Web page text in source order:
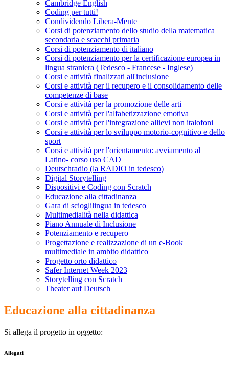
Cambridge English
Coding per tutti!
Condividendo Libera-Mente
Corsi di potenziamento dello studio della matematica
secondaria e scacchi primaria
Corsi di potenziamento di italiano
Corsi di potenziamento per la certificazione europea in
lingua straniera (Tedesco - Francese - Inglese)
Corsi e attività finalizzati all'inclusione
Corsi e attività per il recupero e il consolidamento delle
competenze di base
Corsi e attività per la promozione delle arti
Corsi e attività per l'alfabetizzazione emotiva
Corsi e attività per l'integrazione allievi non italofoni
Corsi e attività per lo sviluppo motorio-cognitivo e dello
sport
Corsi e attività per l'orientamento: avviamento al
Latino- corso uso CAD
Deutschradio (la RADIO in tedesco)
Digital Storytelling
Dispositivi e Coding con Scratch
Educazione alla cittadinanza
Gara di scioglilingua in tedesco
Multimedialità nella didattica
Piano Annuale di Inclusione
Potenziamento e recupero
Progettazione e realizzazione di un e-Book
multimediale in ambito didattico
Progetto orto didattico
Safer Internet Week 2023
Storytelling con Scratch
Theater auf Deutsch
Educazione alla cittadinanza
Si allega il progetto in oggetto:
Allegati